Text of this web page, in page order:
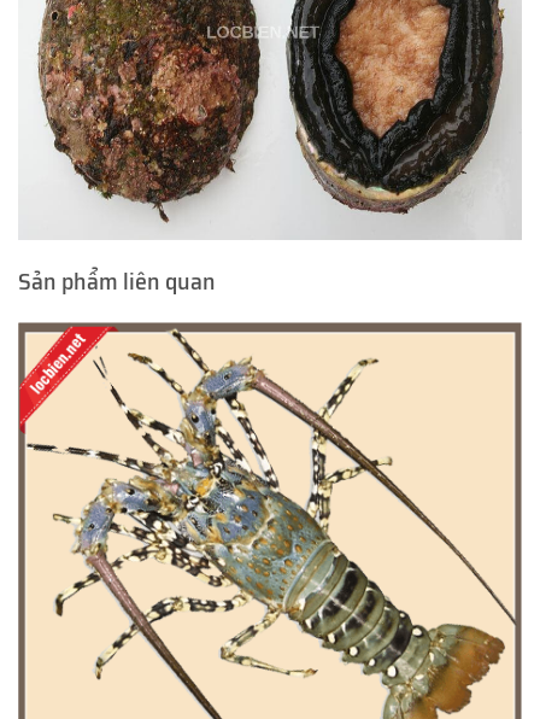
Sản phẩm liên quan